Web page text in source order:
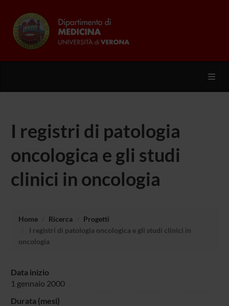
I registri di patologia
oncologica e gli studi
clinici in oncologia
Home Ricerca
Progetti
I registri di patologia oncologica e gli studi clinici in
oncologia
Data inizio
1 gennaio 2000
Durata (mesi)